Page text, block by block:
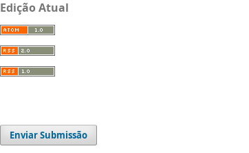
Edição Atual
Enviar Submissão